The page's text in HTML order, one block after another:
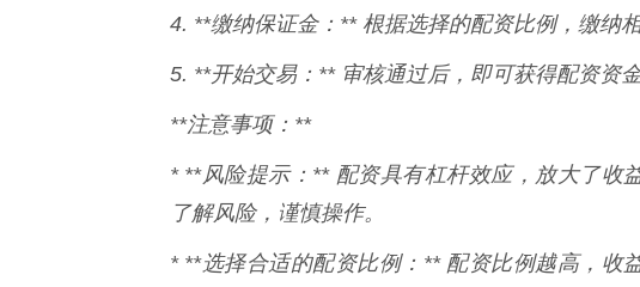
4. **缴纳保证金：** 根据选择的配资比例，缴纳相
5. **开始交易：** 审核通过后，即可获得配资资
**注意事项：**
* **风险提示：** 配资具有杠杆效应，放大了收
了解风险，谨慎操作。
* **选择合适的配资比例：** 配资比例越高，收